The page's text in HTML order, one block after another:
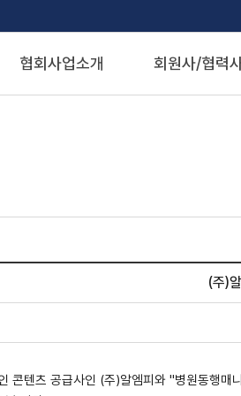
협회사업소개 회원사/협력
(주)
콘텐츠 공급사인 (주)알엠피와 "병원동행